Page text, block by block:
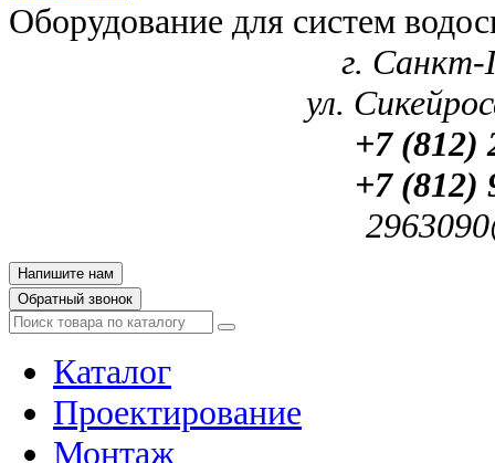
Оборудование для систем
г. Санкт-
ул.
+7 (812)
+7 (812)
Напишите нам
Обратный звонок
Каталог
Проектирование
Монтаж